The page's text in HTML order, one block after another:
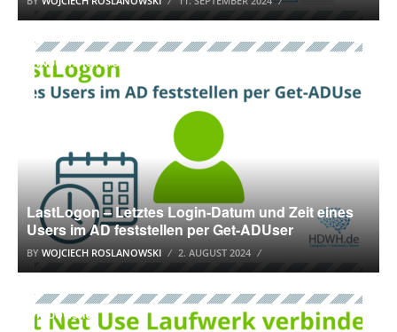
WINDOWS 10 TUTORIAL
LastLogon – Letztes Login-Datum und Zeit eines
Users im AD feststellen per Get-ADUser
BY WOJCIECH ROSLANOWSKI 2. AUGUST 2024
WINDOWS 10